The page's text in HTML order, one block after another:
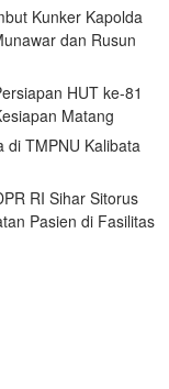
Kunker Kapolda
dan Rusun
HUT ke-81
Matang
di TMPNU Kalibata
RI Sihar Sitorus
Pasien di Fasilitas